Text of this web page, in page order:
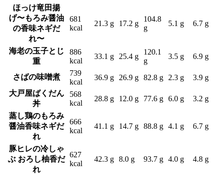
ほっけ竜田揚
げ〜もろみ醤油
の香味ネギだ
れ〜
681
kcal
21.3 g 17.2 g
104.8
g
5.1 g 6.7 g
海老の玉子とじ
重
886
kcal
33.1 g 25.4 g
120.1
g
3.5 g 6.9 g
さばの味噌煮
739
kcal
36.9 g 26.9 g 82.8 g 2.3 g
3.9 g
大戸屋ばくだん
丼
568
kcal
28.8 g 12.0 g 77.6 g 6.0 g 3.2 g
蒸し鶏のもろみ
醤油香味ネギだ
れ
666
kcal
41.1 g 14.7 g 88.8 g 4.1 g 6.7 g
豚ヒレの冷しゃ
ぶ おろし柚香だ
れ
627
kcal
42.3 g 8.0 g 93.7 g 4.0 g 4.8 g